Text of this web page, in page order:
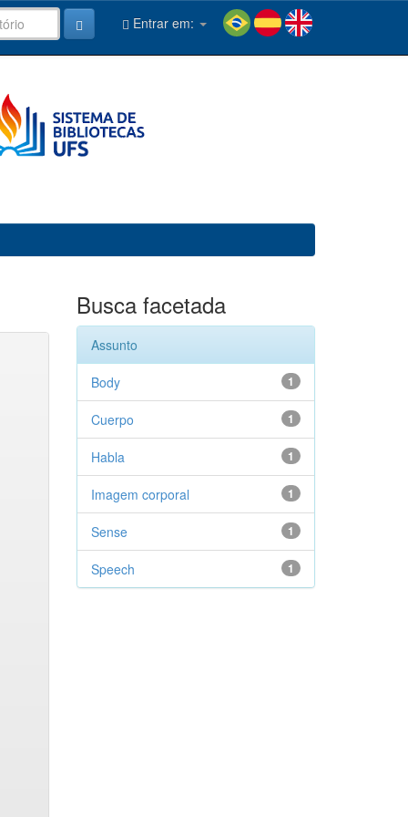
Entrar em:
Busca facetada
Assunto
1
Body
1
Cuerpo
1
Habla
1
Imagem corporal
1
Sense
1
Speech